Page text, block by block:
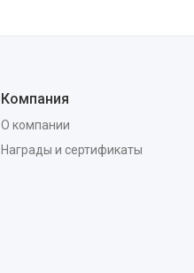
Компания
О компании
Награды и сертификаты